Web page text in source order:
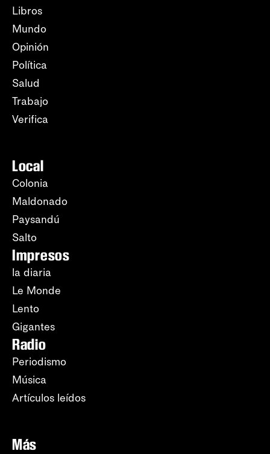
Libros
Mundo
Opinión
Política
Salud
Trabajo
Verifica
Local
Colonia
Maldonado
Paysandú
Salto
Impresos
la diaria
Le Monde
Lento
Gigantes
Radio
Periodismo
Música
Artículos leídos
Más